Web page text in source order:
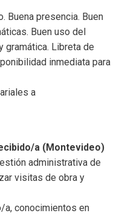
Buena presencia. Buen
Buen uso del
gramática. Libreta de
inmediata para
a
a (Montevideo)
administrativa de
visitas de obra y
a, conocimientos en